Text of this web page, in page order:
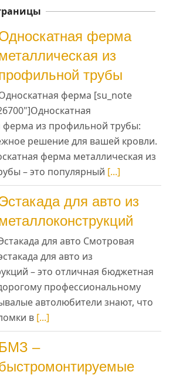
ферма
из
трубы
ферма [su_note
ферма из профильной трубы:
решение для вашей кровли.
ферма металлическая из
– это популярный [...]
для авто из
для авто Смотровая
для авто из
– это отличная бюджетная
профессиональному
автолюбители знают, что
в [...]
БМЗ –